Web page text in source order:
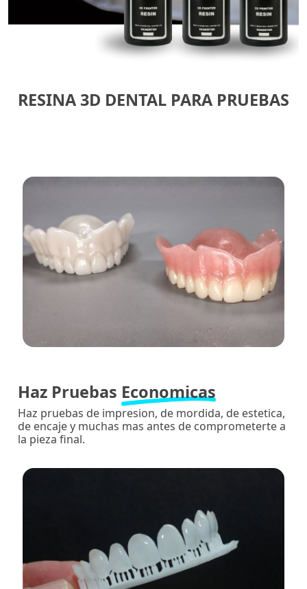
RESINA 3D DENTAL PARA PRUEBAS
Haz Pruebas Economicas
Haz pruebas de impresion, de mordida, de estetica,
de encaje y muchas mas antes de comprometerte a
la pieza final.